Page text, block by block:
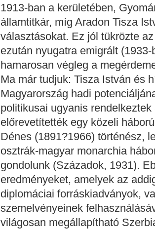
1913-ban a kerületében,
államtitkár, míg Aradon Tisza
választásokat. Ez jól tükrözte
ezután nyugatra emigrált
hamarosan végleg a
Ma már tudjuk: Tisza István és
Magyarország hadi
politikusai ugyanis
előrevetítették egy közeli
Dénes (1891?1966) történész,
osztrák-magyar monarchia
gondolunk (Századok, 1931).
eredményeket, amelyek az
diplomáciai forráskiadványok,
szemelvényeinek
világosan megállapítható